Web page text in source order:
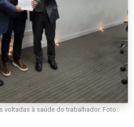
voltadas à saúde do trabalhador. Foto: